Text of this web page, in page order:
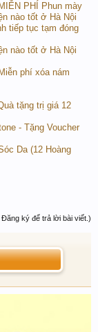
PHÍ Phun mày
nào tốt ở Hà Nội
tiếp tục tạm đóng
nào tốt ở Hà Nội
phí xóa nám
tặng trị giá 12
- Tặng Voucher
Da (12 Hoàng
ký để trả lời bài viết.)